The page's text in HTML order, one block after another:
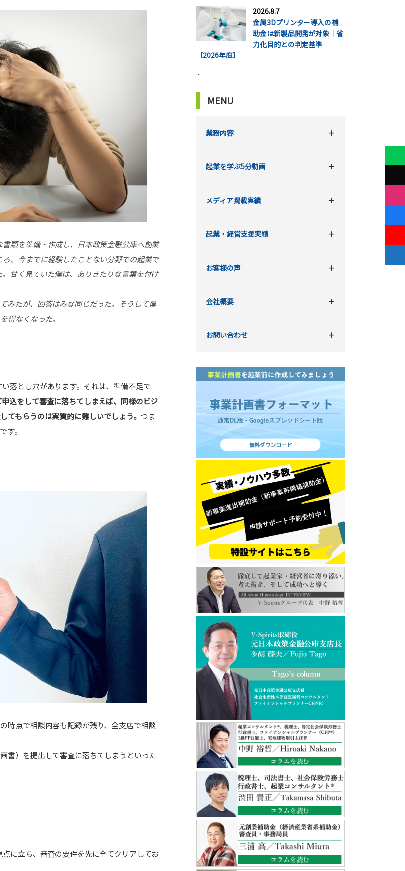
類を準備・作成し、日本政策金融公庫へ創業
、今までに経験したことない分野での起業で
甘く見ていた僕は、ありきたりな言葉を付け
みたが、回答はみな同じだった。そうして僕
得なくなった。
落とし穴があります。それは、準備不足で
申込をして審査に落ちてしまえば、同様のビジ
てもらうのは実質的に難しいでしょう。 つま
す。
時点で相談内容も記録が残り、全支店で相談
書）を提出して審査に落ちてしまうといった
に立ち、審査の要件を先に全てクリアしてお
2026.8.7
金属3Dプリンター導入の補
助金は新製品開発が対象｜省
力化目的との判定基準
【2026年度】
...
MENU
業務内容
起業を学ぶ5分動画
メディア掲載実績
起業・経営支援実績
お客様の声
会社概要
お問い合わせ